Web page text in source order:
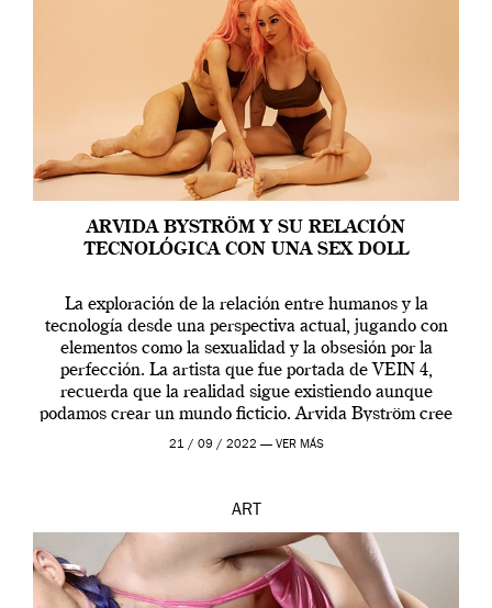
ARVIDA BYSTRÖM Y SU RELACIÓN
TECNOLÓGICA CON UNA SEX DOLL
La exploración de la relación entre humanos y la
tecnología desde una perspectiva actual, jugando con
elementos como la sexualidad y la obsesión por la
perfección. La artista que fue portada de VEIN 4,
recuerda que la realidad sigue existiendo aunque
podamos crear un mundo ficticio. Arvida Byström cree
que los humanos tienen un complejo […]
21 / 09 / 2022 — VER MÁS
ART